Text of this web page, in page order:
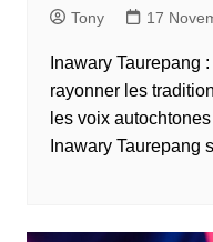
Tony 17
Inawary Taurepang
rayonner les
les voix
Inawary Taurepang